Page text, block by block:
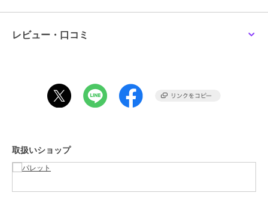
ずっと華やぐ
日々の生活を華やかに彩ります。
「ただ生きているだけでは不十分だ。人は太陽、自由、
誰でも、どこでも簡単に
そんな想いからPRESERVED FLOWER EVERYDAY LIFE は生まれまし
レビュー・口コミ
取扱いショップ